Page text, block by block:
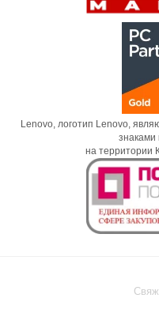
Lenovo, логотип Lenovo,
знаками
на территории